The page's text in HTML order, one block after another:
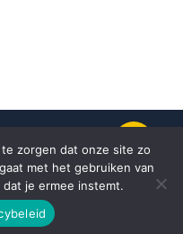
Theme
zorgen dat onze site zo
met het gebruiken van
je ermee instemt.